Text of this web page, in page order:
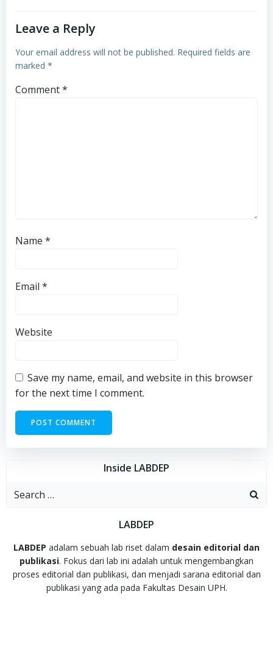
Leave a Reply
Your email address will not be published. Required fields are
marked *
Comment*
Name *
Email *
Website
Save my name, email, and website in this browser
for the next time I comment.
Inside LABDEP
Search
LABDEP
LABDEP adalam sebuah lab riset dalam desain editorial dan
publikasi. Fokus dari lab ini adalah untuk mengembangkan
proses editorial dan publikasi, dan menjadi sarana editorial dan
publikasi yang ada pada Fakultas Desain UPH.